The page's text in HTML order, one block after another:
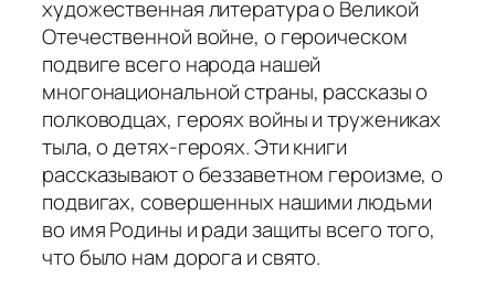
художественная литература о Великой
Отечественной войне, о героическом
подвиге всего народа нашей
многонациональной страны, рассказы о
полководцах, героях войны и тружениках
тыла, о детях-героях. Эти книги
рассказывают о беззаветном героизме, о
подвигах, совершенных нашими людьми
во имя Родины и ради защиты всего того,
что было нам дорога и свято.